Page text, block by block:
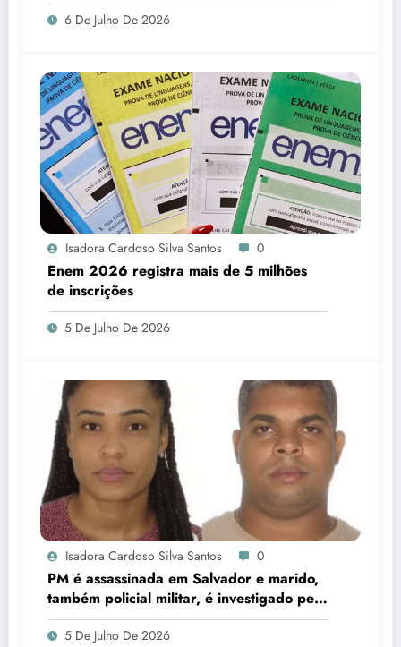
6 De Julho De 2026
Isadora Cardoso Silva Santos 0
Enem 2026 registra mais de 5 milhões
de inscrições
5 De Julho De 2026
Isadora Cardoso Silva Santos 0
PM é assassinada em Salvador e marido,
também policial militar, é investigado pelo
crime
5 De Julho De 2026